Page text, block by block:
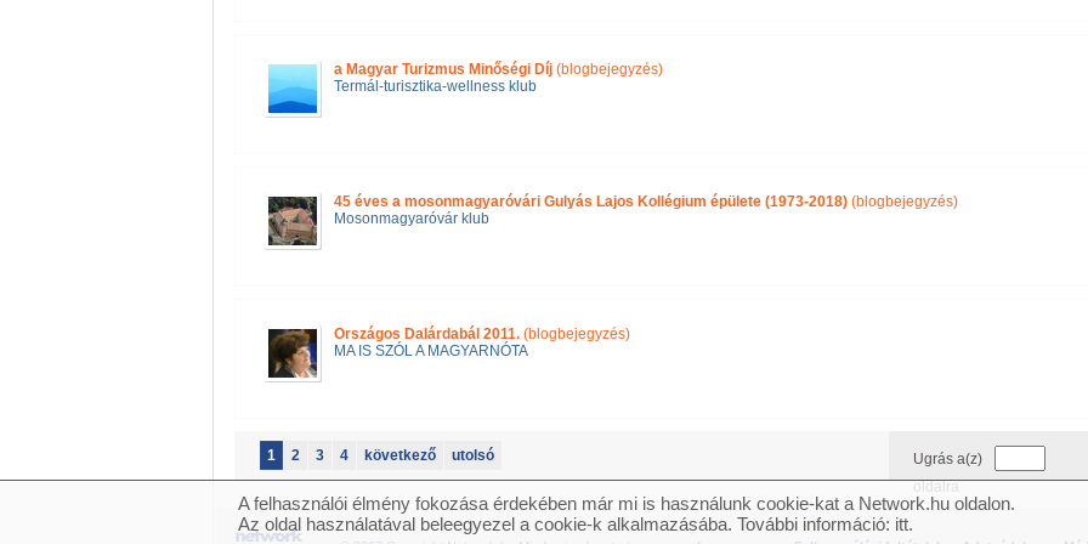
a Magyar Turizmus Minőségi Díj (blogbejegyzés)
Termál-turisztika-wellness klub
45 éves a mosonmagyaróvári Gulyás Lajos Kollégium épülete (1973-2018) (blogbejegyzés)
Mosonmagyaróvár klub
Országos Dalárdabál 2011. (blogbejegyzés)
MA IS SZÓL A MAGYARNÓTA
Ugrás a(z)
oldalra
1 2 3 4 következő utolsó
A felhasználói élmény fokozása érdekében már mi is használunk cookie-kat a Network.hu oldalon.
Az oldal használatával beleegyezel a cookie-k alkalmazásába. További információ: itt.